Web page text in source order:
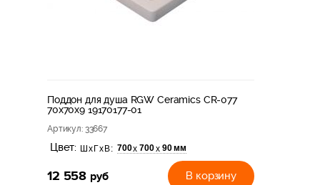
Поддон для душа RGW Ceramics CR-077
70х70х9 19170177-01
Артикул: 33667
Цвет: ШхГхВ: 700х 700х 90 мм
12 558 руб В корзину